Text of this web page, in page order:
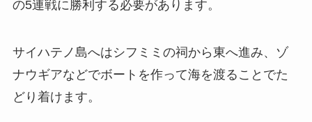
の5連戦に勝利する必要があります。
サイハテノ島へはシフミミの祠から東へ進み、ゾ
ナウギアなどでボートを作って海を渡ることでた
どり着けます。